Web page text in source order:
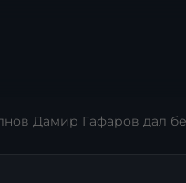
Дамир Гафаров дал